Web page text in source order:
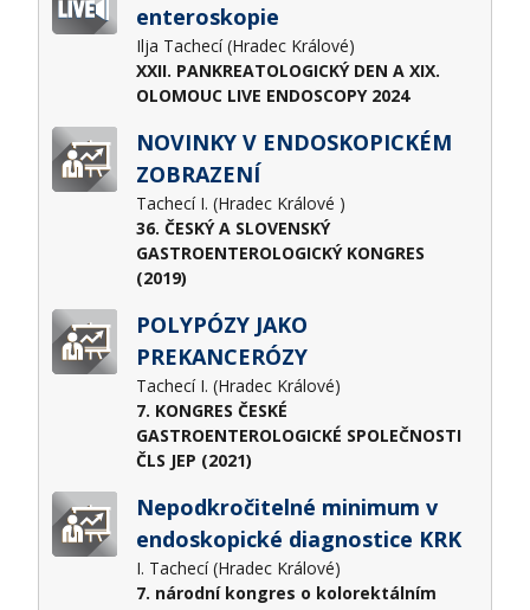
enteroskopie
Ilja Tachecí (Hradec Králové)
XXII. PANKREATOLOGICKÝ DEN A XIX.
OLOMOUC LIVE ENDOSCOPY 2024
NOVINKY V ENDOSKOPICKÉM
ZOBRAZENÍ
Tachecí I. (Hradec Králové )
36. ČESKÝ A SLOVENSKÝ
GASTROENTEROLOGICKÝ KONGRES
(2019)
POLYPÓZY JAKO
PREKANCERÓZY
Tachecí I. (Hradec Králové)
7. KONGRES ČESKÉ
GASTROENTEROLOGICKÉ SPOLEČNOSTI
ČLS JEP (2021)
Nepodkročitelné minimum v
endoskopické diagnostice KRK
I. Tachecí (Hradec Králové)
7. národní kongres o kolorektálním